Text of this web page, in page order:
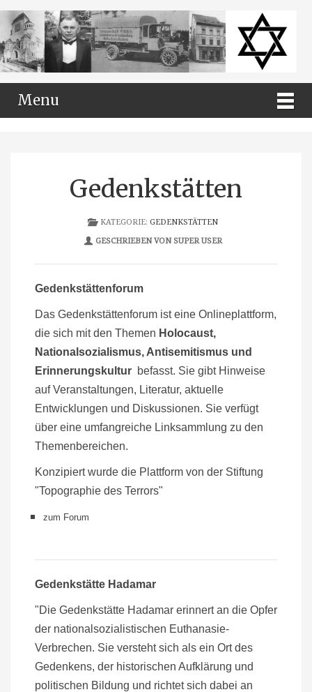
Menu
Gedenkstätten
KATEGORIE: GEDENKSTÄTTEN
GESCHRIEBEN VON SUPER USER
Gedenkstättenforum
Das Gedenkstättenforum ist eine Onlineplattform,
die sich mit den Themen Holocaust,
Nationalsozialismus, Antisemitismus und
Erinnerungskultur befasst. Sie gibt Hinweise
auf Veranstaltungen, Literatur, aktuelle
Entwicklungen und Diskussionen. Sie verfügt
über eine umfangreiche Linksammlung zu den
Themenbereichen.
Konzipiert wurde die Plattform von der Stiftung
"Topographie des Terrors"
zum Forum
Gedenkstätte Hadamar
"Die Gedenkstätte Hadamar erinnert an die Opfer
der nationalsozialistischen Euthanasie-
Verbrechen. Sie versteht sich als ein Ort des
Gedenkens, der historischen Aufklärung und
politischen Bildung und richtet sich dabei an